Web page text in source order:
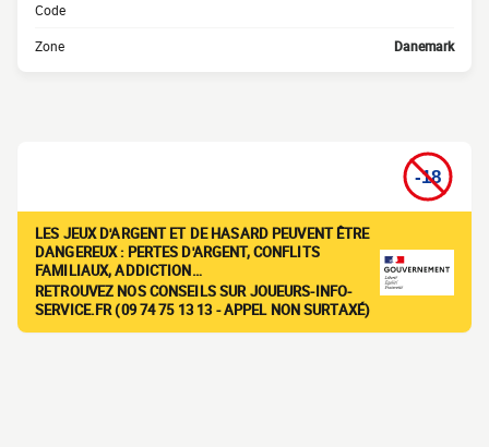
Code
Zone Danemark
LES JEUX D'ARGENT ET DE HASARD PEUVENT ÊTRE
DANGEREUX : PERTES D'ARGENT, CONFLITS
FAMILIAUX, ADDICTION…
RETROUVEZ NOS CONSEILS SUR JOUEURS-INFO-
SERVICE.FR (09 74 75 13 13 - APPEL NON SURTAXÉ)